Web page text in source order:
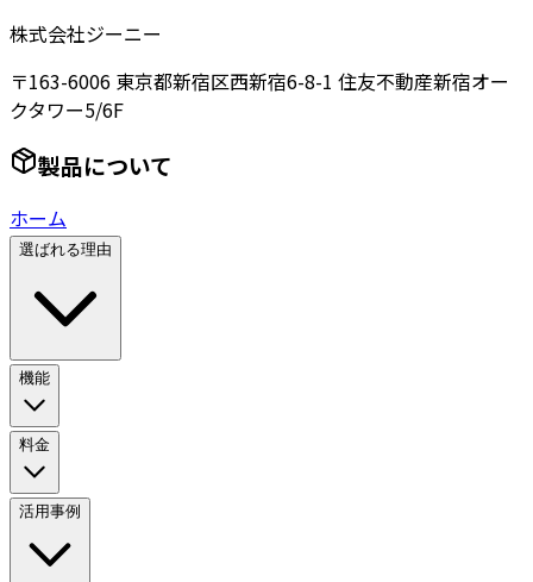
株式会社ジーニー
〒163-6006 東京都新宿区西新宿6-8-1 住友不動産新宿オー
クタワー5/6F
製品について
ホーム
選ばれる理由
機能
料金
活用事例